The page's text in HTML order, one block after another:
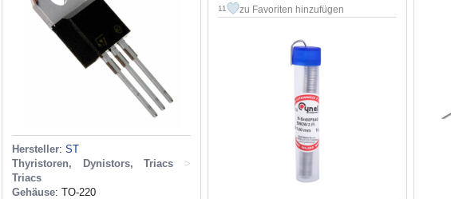
Hersteller: ST
Thyristoren, Dynistors, Triacs
>
Triacs
Gehäuse: TO-220
11 zu Favoriten hinzufügen